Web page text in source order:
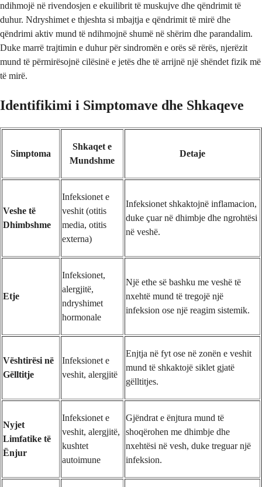
ndihmojë në rivendosjen e ekuilibrit të muskujve dhe qëndrimit të
duhur. Ndryshimet e thjeshta si mbajtja e qëndrimit të mirë dhe
qëndrimi aktiv mund të ndihmojnë shumë në shërim dhe parandalim.
Duke marrë trajtimin e duhur për sindromën e orës së rërës, njerëzit
mund të përmirësojnë cilësinë e jetës dhe të arrijnë një shëndet fizik më
të mirë.
Identifikimi i Simptomave dhe Shkaqeve
Simptoma
Shkaqet e
Mundshme
Detaje
Veshe të
Dhimbshme
Infeksionet e
veshit (otitis
media, otitis
externa)
Infeksionet shkaktojnë inflamacion,
duke çuar në dhimbje dhe ngrohtësi
në veshë.
Etje
Infeksionet,
alergjitë,
ndryshimet
hormonale
Një ethe së bashku me veshë të
nxehtë mund të tregojë një
infeksion ose një reagim sistemik.
Vështirësi në
Gëlltitje
Infeksionet e
veshit, alergjitë
Enjtja në fyt ose në zonën e veshit
mund të shkaktojë siklet gjatë
gëlltitjes.
Nyjet
Limfatike të
Ënjur
Infeksionet e
veshit, alergjitë,
kushtet
autoimune
Gjëndrat e ënjtura mund të
shoqërohen me dhimbje dhe
nxehtësi në vesh, duke treguar një
infeksion.